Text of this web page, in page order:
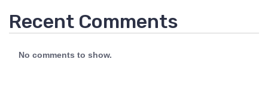
Recent Comments
No comments to show.